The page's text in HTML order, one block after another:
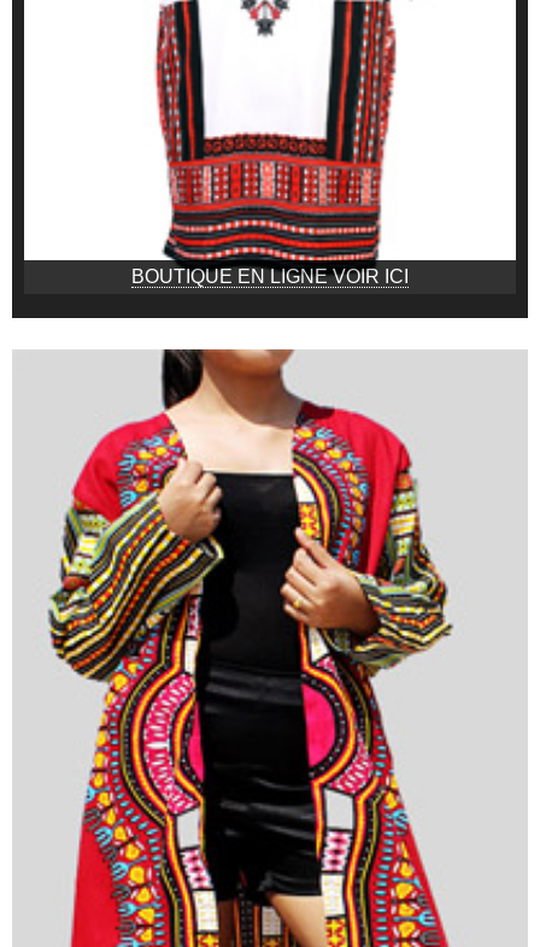
BOUTIQUE EN LIGNE VOIR ICI